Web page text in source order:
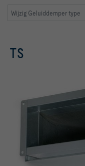
Wijzig Geluiddemper type
TS